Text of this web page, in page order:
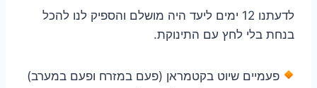
לדעתנו 12 ימים ליעד היה מושלם והספיק לנו להכל
בנחת בלי לחץ עם התינוקת.
פעמיים שיוט בקטמראן (פעם במזרח ופעם במערב)